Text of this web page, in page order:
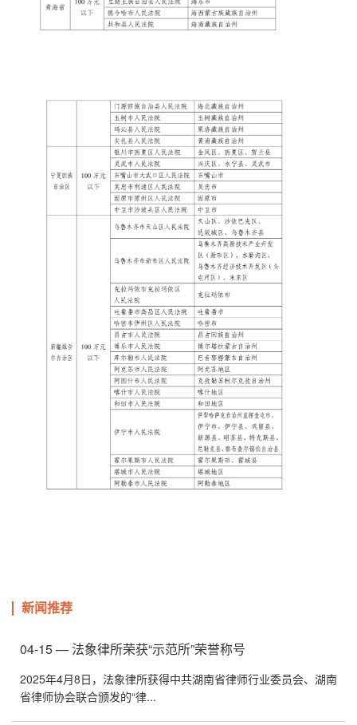
新闻推荐
04-15 — 法象律所荣获“示范所”荣誉称号
2025年4月8日，法象律所获得中共湖南省律师行业委员会、湖南
省律师协会联合颁发的“律...